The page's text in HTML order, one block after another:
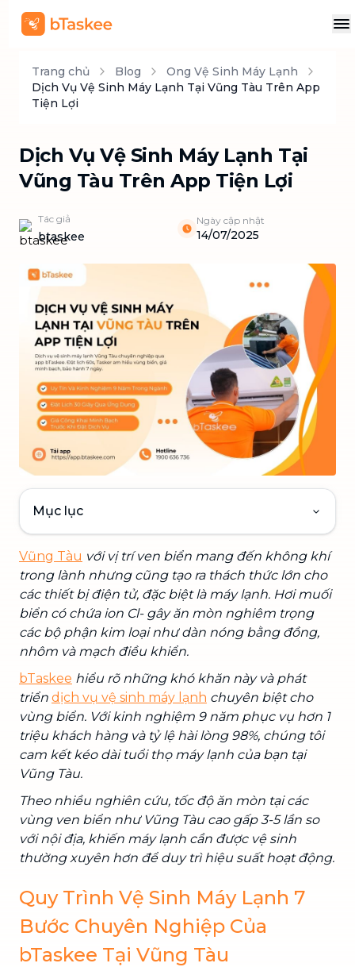
Trang chủ Blog
Ong Vệ Sinh Máy Lạnh
Dịch Vụ Vệ Sinh Máy Lạnh Tại Vũng Tàu Trên App
Tiện Lợi
Dịch Vụ Vệ Sinh Máy Lạnh Tại
Vũng Tàu Trên App Tiện Lợi
Tác giả
btaskee
Ngày cập nhật
14/07/2025
Mục lục
Vũng Tàu với vị trí ven biển mang đến không khí
trong lành nhưng cũng tạo ra thách thức lớn cho
các thiết bị điện tử, đặc biệt là máy lạnh. Hơi muối
biển có chứa ion Cl- gây ăn mòn nghiêm trọng
các bộ phận kim loại như dàn nóng bằng đồng,
nhôm và mạch điều khiển.
bTaskee hiểu rõ những khó khăn này và phát
triển dịch vụ vệ sinh máy lạnh chuyên biệt cho
vùng biển. Với kinh nghiệm 9 năm phục vụ hơn 1
triệu khách hàng và tỷ lệ hài lòng 98%, chúng tôi
cam kết kéo dài tuổi thọ máy lạnh của bạn tại
Vũng Tàu.
Theo nhiều nghiên cứu, tốc độ ăn mòn tại các
vùng ven biển như Vũng Tàu cao gấp 3-5 lần so
với nội địa, khiến máy lạnh cần được vệ sinh
thường xuyên hơn để duy trì hiệu suất hoạt động.
Quy Trình Vệ Sinh Máy Lạnh 7
Bước Chuyên Nghiệp Của
bTaskee Tại Vũng Tàu